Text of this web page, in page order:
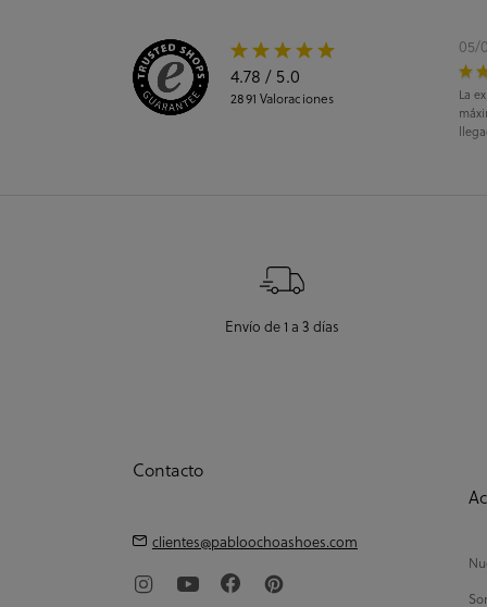
4.78 / 5.0
2891 Valoraciones
05/
La
Envío de 1 a 3 días
Contacto
clientes@pabloochoashoes.com